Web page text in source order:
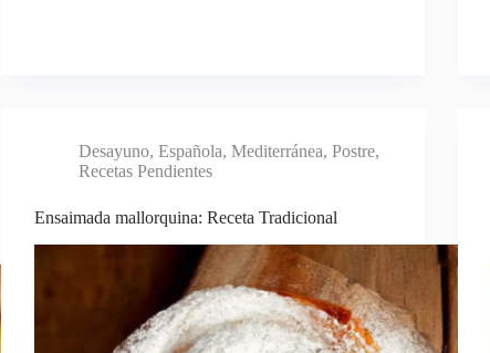
Desayuno,Española,Mediterránea,Postre,
Recetas Pendientes
Ensaimada mallorquina: Receta Tradicional